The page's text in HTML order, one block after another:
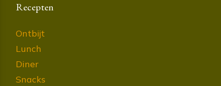
Recepten
Ontbijt
Lunch
Diner
Snacks